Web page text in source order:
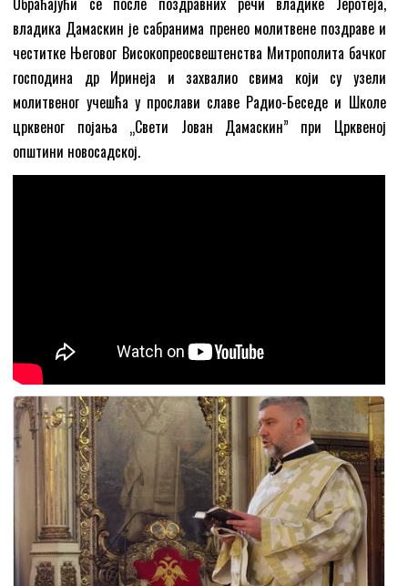
владика Дамаскин је сабранима пренео молитвене поздраве и
честитке Његовог Високопреосвештенства Митрополита бачког
господина др Иринеја и захвалио свима који су узели
молитвеног учешћа у прослави славе Радио-Беседе и Школе
црквеног појања „Свети Јован Дамаскин” при Црквеној
општини новосадској.